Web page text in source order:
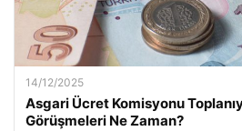
14/12/2025
Asgari Ücret Komisyonu
Görüşmeleri Ne Zaman?